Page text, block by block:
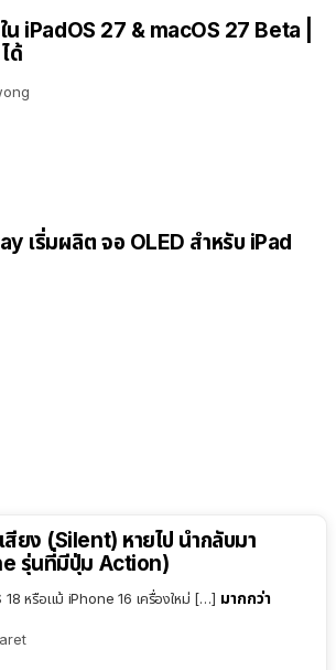
น iPadOS 27 & macOS 27 Beta |
ด้
เริ่มผลิต จอ OLED สำหรับ iPad
ยง (Silent) หายไป นำกลับมา
รุ่นที่มีปุ่ม Action)
18 หรือแม้ iPhone 16 เครื่องใหม่ […] มากกว่า